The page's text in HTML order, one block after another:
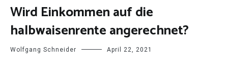
Wird Einkommen auf die
halbwaisenrente angerechnet?
Wolfgang Schneider April 22, 2021